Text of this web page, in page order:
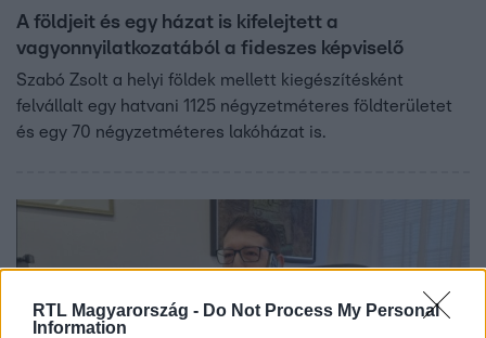
RTL Magyarország - Do Not Process My Personal
Information
A földjeit és egy házat is kifelejtett a
vagyonnyilatkozatából a fideszes képviselő
Szabó Zsolt a helyi földek mellett kiegészítésként
felvállalt egy hatvani 1125 négyzetméteres földterületet
és egy 70 négyzetméteres lakóházat is.